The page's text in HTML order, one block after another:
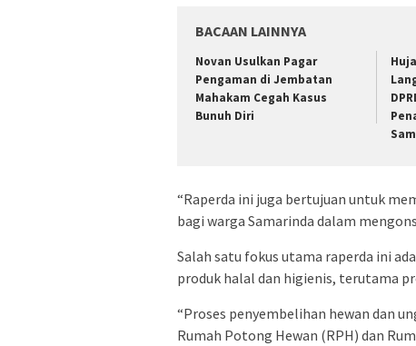
BACAAN LAINNYA
Novan Usulkan Pagar
Pengaman di Jembatan
Mahakam Cegah Kasus
Bunuh Diri
“Raperda ini juga bertujuan untuk
bagi warga Samarinda dalam
Salah satu fokus utama raperda ini
produk halal dan higienis, terutama
“Proses penyembelihan hewan dan
Rumah Potong Hewan (RPH) dan